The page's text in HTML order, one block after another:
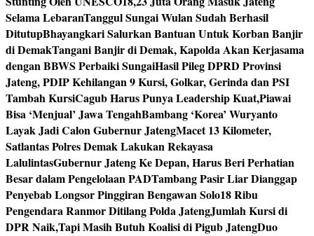
Selama LebaranTanggul Sungai Wulan Sudah Berhasil
DitutupBhayangkari Salurkan Bantuan Untuk Korban Banjir
di DemakTangani Banjir di Demak, Kapolda Akan Kerjasama
dengan BBWS Perbaiki SungaiHasil Pileg DPRD Provinsi
Jateng, PDIP Kehilangan 9 Kursi, Golkar, Gerinda dan PSI
Tambah KursiCagub Harus Punya Leadership Kuat,Piawai
Bisa ‘Menjual’ Jawa TengahBambang ‘Korea’ Wuryanto
Layak Jadi Calon Gubernur JatengMacet 13 Kilometer,
Satlantas Polres Demak Lakukan Rekayasa
LalulintasGubernur Jateng Ke Depan, Harus Beri Perhatian
Besar dalam Pengelolaan PADTambang Pasir Liar Dianggap
Penyebab Longsor Pinggiran Bengawan Solo18 Ribu
Pengendara Ranmor Ditilang Polda JatengJumlah Kursi di
DPR Naik,Tapi Masih Butuh Koalisi di Pigub JatengDuo